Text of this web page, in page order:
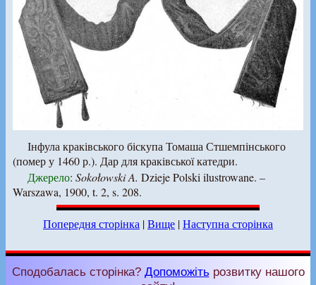
Інфула краківського біскупа Томаша Стшемпінського
(помер у 1460 р.). Дар для краківської катедри.
Джерело: Sokołowski A. Dzieje Polski ilustrowane. –
Warszawa, 1900, t. 2, s. 208.
Попередня сторінка |Вище |Наступна сторінка
Сподобалась сторінка? Допоможітьрозвитку нашого